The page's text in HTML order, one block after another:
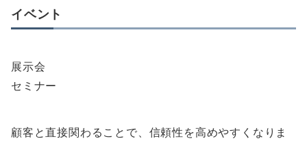
イベント
展示会
セミナー
顧客と直接関わることで、信頼性を高めやすくなりま